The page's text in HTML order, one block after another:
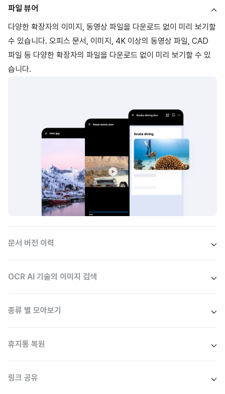
파일 뷰어
다양한 확장자의 이미지, 동영상 파일을 다운로드 없이 미리 보기할
수 있습니다. 오피스 문서, 이미지, 4K 이상의 동영상 파일, CAD
파일 등 다양한 확장자의 파일을 다운로드 없이 미리 보기할 수 있
습니다.
문서 버전 이력
OCR AI 기술의 이미지 검색
종류 별 모아보기
휴지통 복원
링크 공유